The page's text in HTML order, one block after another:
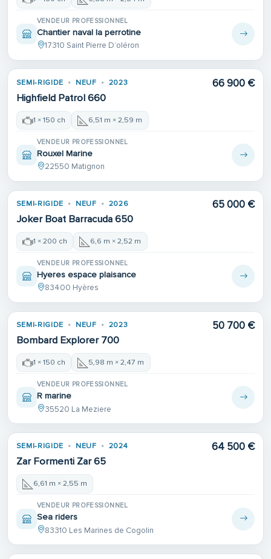
VENDEUR PROFESSIONNEL
Chantier naval la perrotine
17310 Saint Pierre D’oléron
SEMI-RIGIDE NEUF 2023
Highfield Patrol 660
66 900 €
1 × 150 ch 6,51 m × 2,59 m
VENDEUR PROFESSIONNEL
Rouxel Marine
22550 Matignon
SEMI-RIGIDE NEUF 2026
Joker Boat Barracuda 650
65 000 €
1 × 200 ch 6,6 m × 2,52 m
VENDEUR PROFESSIONNEL
Hyeres espace plaisance
83400 Hyères
SEMI-RIGIDE NEUF 2023
Bombard Explorer 700
50 700 €
1 × 150 ch 5,98 m × 2,47 m
VENDEUR PROFESSIONNEL
R marine
35520 La Meziere
SEMI-RIGIDE NEUF 2024
Zar Formenti Zar 65
64 500 €
6,61 m × 2,55 m
VENDEUR PROFESSIONNEL
Sea riders
83310 Les Marines de Cogolin